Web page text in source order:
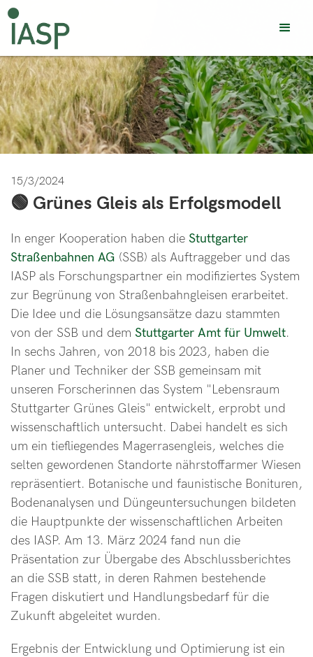
15/3/2024
🟢 Grünes Gleis als Erfolgsmodell
In enger Kooperation haben die Stuttgarter
Straßenbahnen AG (SSB) als Auftraggeber und das
IASP als Forschungspartner ein modifiziertes System
zur Begrünung von Straßenbahngleisen erarbeitet.
Die Idee und die Lösungsansätze dazu stammten
von der SSB und dem Stuttgarter Amt für Umwelt.
In sechs Jahren, von 2018 bis 2023, haben die
Planer und Techniker der SSB gemeinsam mit
unseren Forscherinnen das System "Lebensraum
Stuttgarter Grünes Gleis" entwickelt, erprobt und
wissenschaftlich untersucht. Dabei handelt es sich
um ein tiefliegendes Magerrasengleis, welches die
selten gewordenen Standorte nährstoffarmer Wiesen
repräsentiert. Botanische und faunistische Bonituren,
Bodenanalysen und Düngeuntersuchungen bildeten
die Hauptpunkte der wissenschaftlichen Arbeiten
des IASP. Am 13. März 2024 fand nun die
Präsentation zur Übergabe des Abschlussberichtes
an die SSB statt, in deren Rahmen bestehende
Fragen diskutiert und Handlungsbedarf für die
Zukunft abgeleitet wurden.
Ergebnis der Entwicklung und Optimierung ist ein